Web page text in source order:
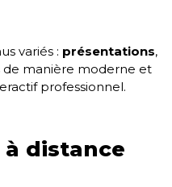
variés : présentations,
de manière moderne et
professionnel.
distance